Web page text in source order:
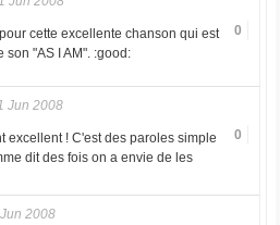
0
cette excellente chanson qui est
son "AS I AM". :good:
Jun 2008
0
excellent ! C'est des paroles simple
dit des fois on a envie de les
2008